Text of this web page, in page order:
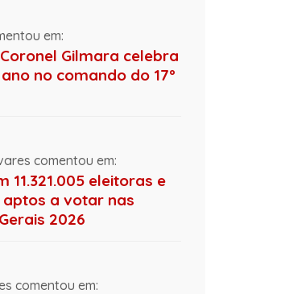
em:
Gilmara celebra
no comando do 17º
comentou em:
11.321.005 eleitoras e
a votar nas
2026
comentou em: